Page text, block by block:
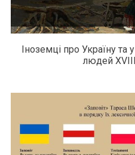
Іноземці про Україну та
людей